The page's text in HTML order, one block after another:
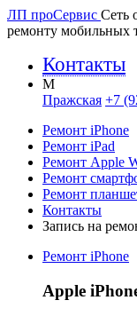
ЛП проСервис Сеть
ремонту мобильных
Контакты
M
Пражская +7
Ремонт iPhone
Ремонт iPad
Ремонт Apple
Ремонт
Ремонт
Контакты
Запись на
Ремонт iPhone
Apple